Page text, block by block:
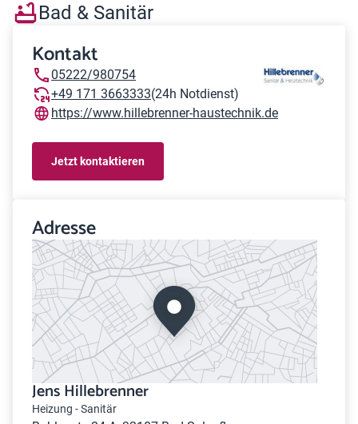
Bad & Sanitär
Kontakt
05222/980754
+49 171 3663333(24h Notdienst)
https://www.hillebrenner-haustechnik.de
Jetzt kontaktieren
Adresse
Jens Hillebrenner
Heizung - Sanitär